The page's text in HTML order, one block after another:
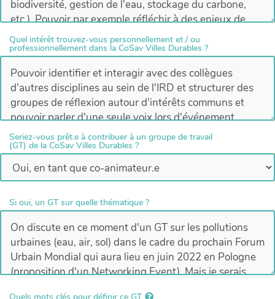
Quel intérêt trouvez-vous personnellement et / ou
professionnellement dans la CoSav Villes Durables ?
Seriez-vous prêt.e à contribuer à un groupe de travail
(GT) de la CoSav Villes Durables ?
Si oui, un GT sur quelle thématique ?